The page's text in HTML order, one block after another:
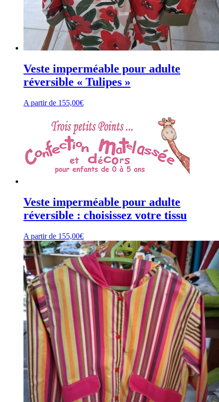
Veste imperméable pour adulte
réversible « Tulipes »
A partir de 155,00€
Veste imperméable pour adulte
réversible : choisissez votre tissu
A partir de 155,00€